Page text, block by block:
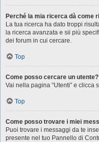
Perché la mia ricerca dà come
La tua ricerca ha dato troppi
la ricerca avanzata e sii più
dei forum in cui cercare.
Top
Come posso cercare un utente?
Vai nella pagina “Utenti” e clicca
Top
Come posso trovare i miei
Puoi trovare i messaggi da te
presente nel tuo Pannello di